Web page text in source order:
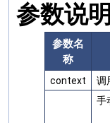
参数说
参数名
称
context 调
手